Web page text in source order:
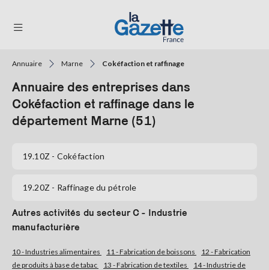
RÉGIONS
FORMATS
TENDANCES
LA
Se
connecter
Annuaire Marne Cokéfaction et raffinage
Annuaire des entreprises dans
Cokéfaction et raffinage dans le
département Marne (51)
19.10Z - Cokéfaction
19.20Z - Raffinage du pétrole
Autres activités du secteur C - Industrie
manufacturière
10 - Industries alimentaires 11 - Fabrication de boissons
12 - Fabrication
de produits à base de tabac
13 - Fabrication de textiles
14 - Industrie de